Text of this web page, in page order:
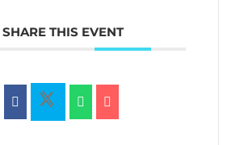
SHARE THIS EVENT